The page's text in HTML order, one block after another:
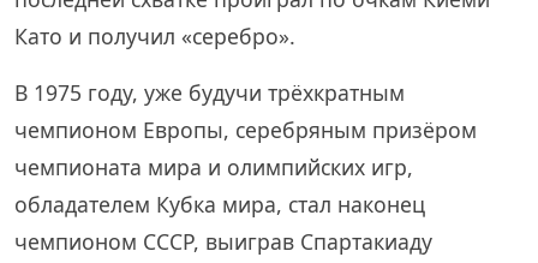
Като и получил «серебро».
В 1975 году, уже будучи трёхкратным
чемпионом Европы, серебряным призёром
чемпионата мира и олимпийских игр,
обладателем Кубка мира, стал наконец
чемпионом СССР, выиграв Спартакиаду